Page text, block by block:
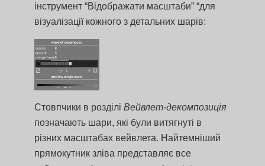
інструмент “Відображати масштаби” “для
візуалізації кожного з детальних шарів:
Стовпчики в розділіВейвлет-декомпозиція
позначають шари, які були витягнуті в
різних масштабах вейвлета. Найтемніший
прямокутник зліва представляє все